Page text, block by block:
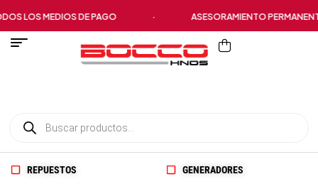
LOS MEDIOS DE PAGO ASESORAMIENTO PERMANENTE
REPUESTOS GENERADORES